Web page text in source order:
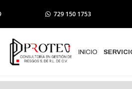
729 150 1753
INICIO